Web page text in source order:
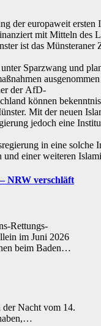
der europaweit ersten
mit Mitteln des
ist das
Sparzwang und
der AfD-
können
Mit der neuen
jedoch eine
in eine
einer weiteren
NRW verschläft
Rettungs-
im Juni 2026
beim Baden…
Nacht vom 14.